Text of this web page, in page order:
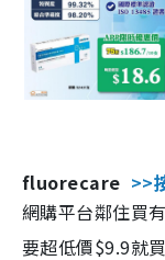
fluorecare >>
網購平台鄰住買
要超低價$9.9就